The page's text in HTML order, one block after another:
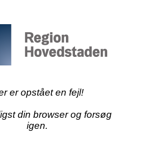
er opstået en fejl!
din browser og forsøg
igen.